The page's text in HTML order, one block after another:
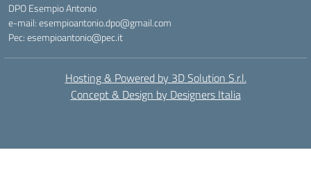
DPO Esempio Antonio
e-mail: esempioantonio.dpo@gmail.com
Pec: esempioantonio@pec.it
Hosting & Powered by 3D Solution S.r.l.
Concept & Design by Designers Italia